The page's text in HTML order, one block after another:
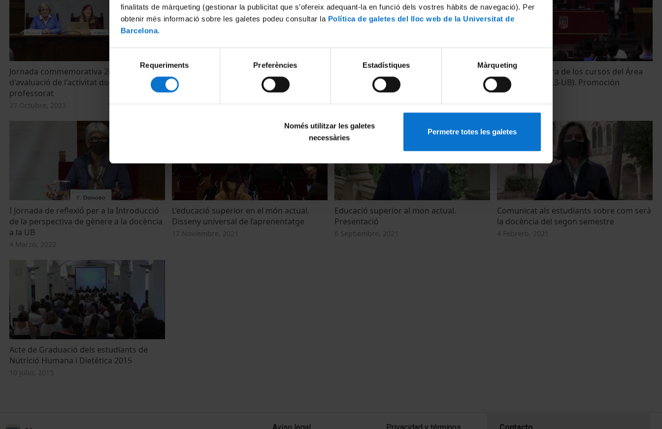
finalitats de màrqueting (gestionar la publicitat que s’ofereix adequant-la en funció dels vostres hàbits de navegació). Per
obtenir més informació sobre les galetes podeu consultar la Política de galetes del lloc web de la Universitat de
Barcelona.
consentiment
Requeriments Preferències Estadístiques Màrqueting
Només utilitzar les galetes
necessàries
Permetre totes les galetes
Jornada commemorativa 20 anys
d'avaluació de l'activitat docent del
professorat
27 Octubre, 2023
Inauguració de la Jornada sobre
intel·ligència artificial en la docència a la
UB
26 Junio, 2023
Jornada de Formació: Entendre's en el
laberint després del RD 822/2021 i la
14 Junio, 2023
Acto de clausura de los cursos del Área
de Empresa. (IL3-UB). Promoción
2022/2023
21 Abril, 2023
I Jornada de reflexió per a la Introducció
de la perspectiva de gènere a la docència
a la UB
4 Marzo, 2022
L’educació superior en el món actual.
Disseny universal de l’aprenentatge
17 Noviembre, 2021
Educació superior al mon actual.
Presentació
6 Septiembre, 2021
Comunicat als estudiants sobre com serà
la docència del segon semestre
4 Febrero, 2021
Acte de Graduació dels estudiants de
Nutrició Humana i Dietètica 2015
10 Julio, 2015
MENÚ PEU 1 PEU 2 PEU 3